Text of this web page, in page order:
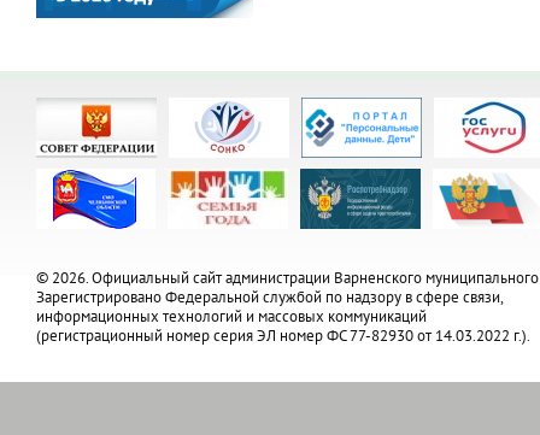
© 2026. Официальный сайт администрации Варненского муниципального
Зарегистрировано Федеральной службой по надзору в сфере связи,
информационных технологий и массовых коммуникаций
(регистрационный номер серия ЭЛ номер ФС 77-82930 от 14.03.2022 г.).